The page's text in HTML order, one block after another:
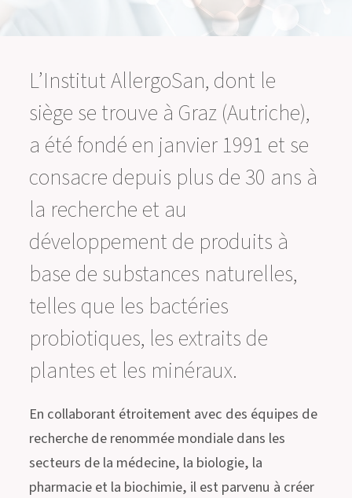
L’Institut AllergoSan, dont le
siège se trouve à Graz (Autriche),
a été fondé en janvier 1991 et se
consacre depuis plus de 30 ans à
la recherche et au
développement de produits à
base de substances naturelles,
telles que les bactéries
probiotiques, les extraits de
plantes et les minéraux.
En collaborant étroitement avec des équipes de
recherche de renommée mondiale dans les
secteurs de la médecine, la biologie, la
pharmacie et la biochimie, il est parvenu à créer